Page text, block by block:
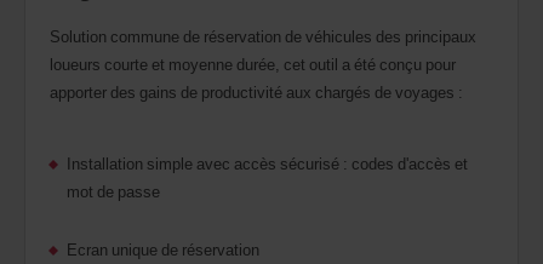
Solution commune de réservation de véhicules des principaux
loueurs courte et moyenne durée, cet outil a été conçu pour
apporter des gains de productivité aux chargés de voyages :
Installation simple avec accès sécurisé : codes d'accès et
mot de passe
Ecran unique de réservation